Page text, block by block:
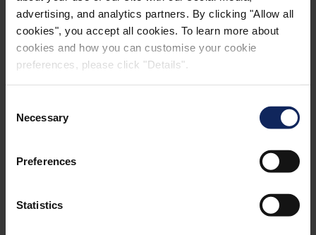
advertising, and analytics partners. By clicking "Allow all
cookies", you accept all cookies. To learn more about
cookies and how you can customise your cookie
preferences, please click "Details".
Selection
Necessary
Preferences
Statistics